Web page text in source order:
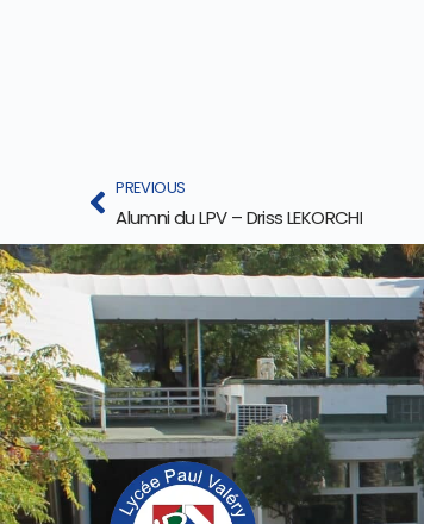
PREVIOUS
Alumni du LPV – Driss LEKORCHI